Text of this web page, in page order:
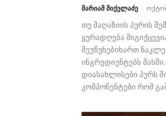
მარიამ მიქელაძე -
თუ მაღაზიის პურის
ყურადღება
შეუწუხებიხართ
ინგრედიენტებს
დიასახლისები პურს
კომპონენტები რომ